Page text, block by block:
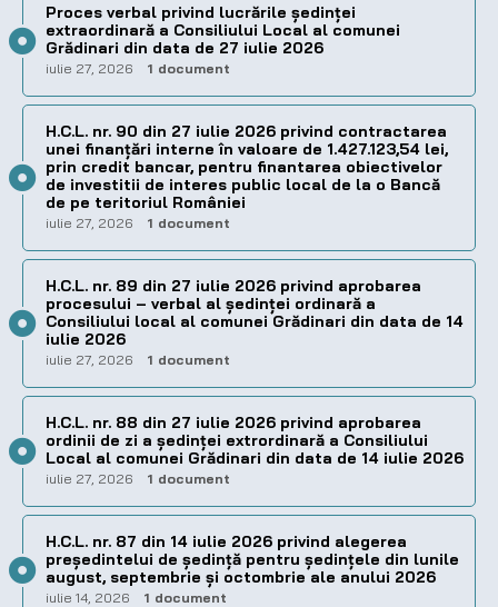
Proces verbal privind lucrările ședinței
extraordinară a Consiliului Local al comunei
Grădinari din data de 27 iulie 2026
iulie 27, 2026 1 document
H.C.L. nr. 90 din 27 iulie 2026 privind contractarea
unei finanțări interne în valoare de 1.427.123,54 lei,
prin credit bancar, pentru finantarea obiectivelor
de investitii de interes public local de la o Bancă
de pe teritoriul României
iulie 27, 2026 1 document
H.C.L. nr. 89 din 27 iulie 2026 privind aprobarea
procesului – verbal al şedinţei ordinară a
Consiliului local al comunei Grădinari din data de 14
iulie 2026
iulie 27, 2026 1 document
H.C.L. nr. 88 din 27 iulie 2026 privind aprobarea
ordinii de zi a şedinţei extrordinară a Consiliului
Local al comunei Grădinari din data de 14 iulie 2026
iulie 27, 2026 1 document
H.C.L. nr. 87 din 14 iulie 2026 privind alegerea
preşedintelui de şedinţă pentru ședințele din lunile
august, septembrie și octombrie ale anului 2026
iulie 14, 2026 1 document